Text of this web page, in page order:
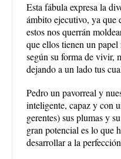
Esta fábula expresa la
ámbito ejecutivo, ya que
estos nos querrán
que ellos tienen un
según su forma de vivir,
dejando a un lado tus
Pedro un pavorreal y
inteligente, capaz y con
gerentes) sus plumas y
gran potencial es lo que
desarrollar a la